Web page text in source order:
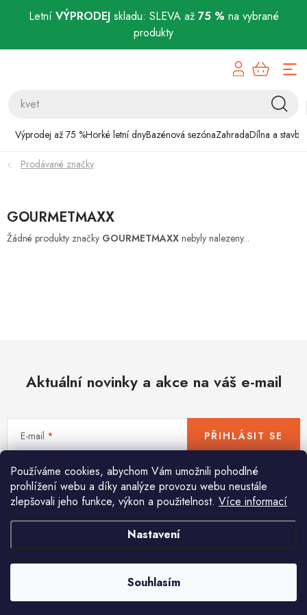
Letní VÝPRODEJskladu: SLEVA až 75 % na vybrané
produkty
Používáme cookies, abychom Vám umožnili pohodlné
prohlížení webu a díky analýze provozu webu neustále
zlepšovali jeho funkce, výkon a použitelnost. Více informací
Nastavení
Souhlasím
Výprodej až 75 %Horké letní dnyBazénová sezónaZahradaDílna a stavba
Bazénová sezóna
Zahrada
Domácnost
Novinky
World Cleanup Day
Akční ceny
Půjčovna Kontaktuje nás
Obchodní podmínky
Vrácení a reklamace
Podmínky ochrany osobních údajů
Obchodní podmínky pro podnikatele
Způsob doručení a platby
Zásady používání cookies
Prodávané značky
GOURMETMAXX
Žádné produkty značky GOURMETMAXX nebyly nalezeny...
Aktuální novinky a akce na váš e-mail
E-mail
Vložením e-mailu souhlasíte spodmínkami ochrany osobních údajů
PŘIHLÁSIT SE
Pomůžeme vám s výběrem
Potřebujete s něčím poradit? Jsme tu pro vás!
info@huka.cz